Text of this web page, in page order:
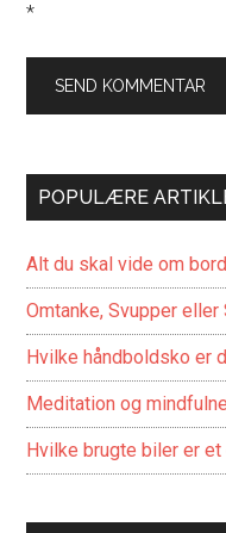
*
POPULÆRE
Alt du skal vide om
Omtanke, Svupper eller
Hvilke håndboldsko er
Meditation og
Hvilke brugte biler er et